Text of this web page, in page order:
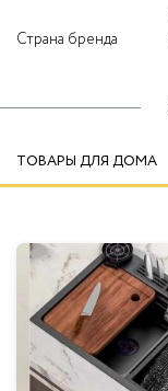
Страна бренда
ТОВАРЫ ДЛЯ ДОМА